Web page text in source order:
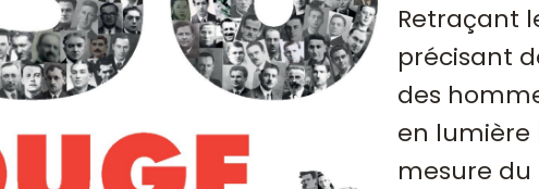
Retraçant
précisant
des
en lumière
mesure du